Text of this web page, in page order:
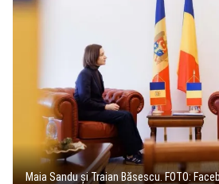
Maia Sandu și Traian Băsescu. FOTO: